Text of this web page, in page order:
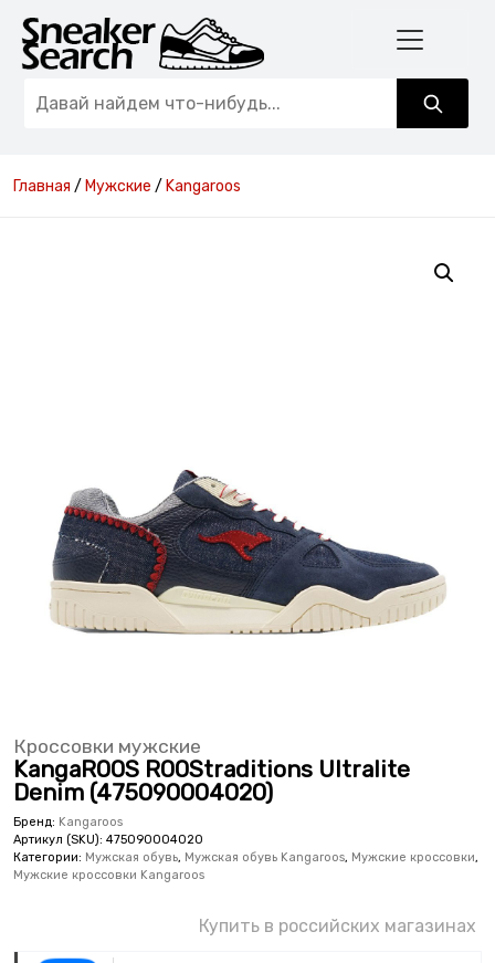
Главная / Мужские / Kangaroos
Кроссовки мужские
KangaROOS ROOStraditions Ultralite
Denim (475090004020)
Бренд: Kangaroos
Артикул (SKU): 475090004020
Категории: Мужская обувь, Мужская обувь Kangaroos, Мужские кроссовки,
Мужские кроссовки Kangaroos
Купить в российских магазинах